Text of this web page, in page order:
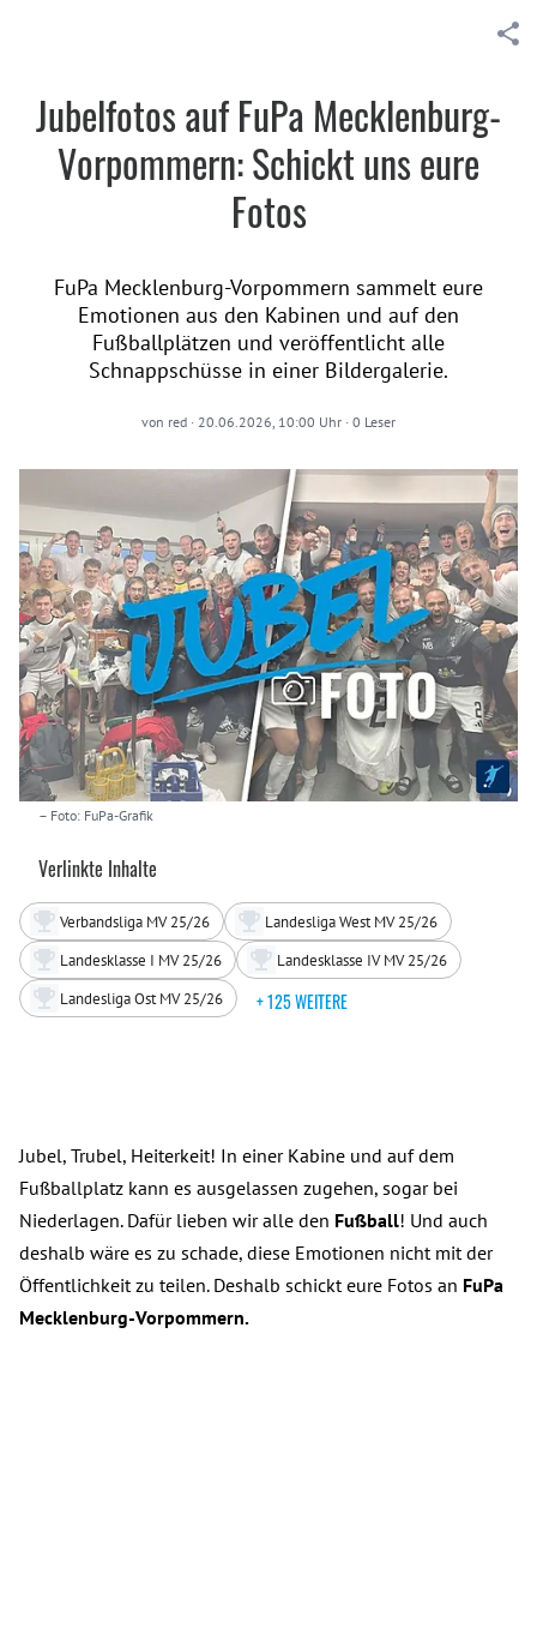
Jubelfotos auf FuPa Mecklenburg-
Vorpommern: Schickt uns eure
Fotos
FuPa Mecklenburg-Vorpommern sammelt eure
Emotionen aus den Kabinen und auf den
Fußballplätzen und veröffentlicht alle
Schnappschüsse in einer Bildergalerie.
von red · 20.06.2026, 10:00 Uhr · 0 Leser
– Foto: FuPa-Grafik
Verlinkte Inhalte
Verbandsliga MV 25/26
Landesliga West MV 25/26
Landesklasse I MV 25/26
Landesklasse IV MV 25/26
Landesliga Ost MV 25/26
+ 125 WEITERE
Jubel, Trubel, Heiterkeit! In einer Kabine und auf dem
Fußballplatz kann es ausgelassen zugehen, sogar bei
Niederlagen. Dafür lieben wir alle den Fußball! Und auch
deshalb wäre es zu schade, diese Emotionen nicht mit der
Öffentlichkeit zu teilen. Deshalb schickt eure Fotos an FuPa
Mecklenburg-Vorpommern.